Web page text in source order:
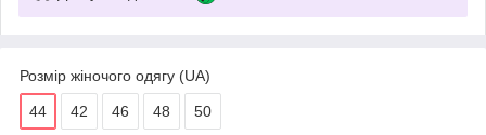
Розмір жіночого одягу (UA)
44 42 46 48 50